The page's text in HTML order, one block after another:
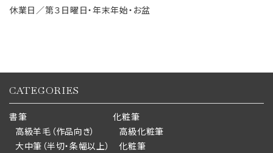
休業日／第３日曜日・年末年始・お盆
CATEGORIES
書筆
高級羊毛（作品向き）
大中筆（半切・条幅以上）
化粧筆
高級化粧筆
化粧筆